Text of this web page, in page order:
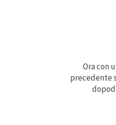
Ora con
precedente